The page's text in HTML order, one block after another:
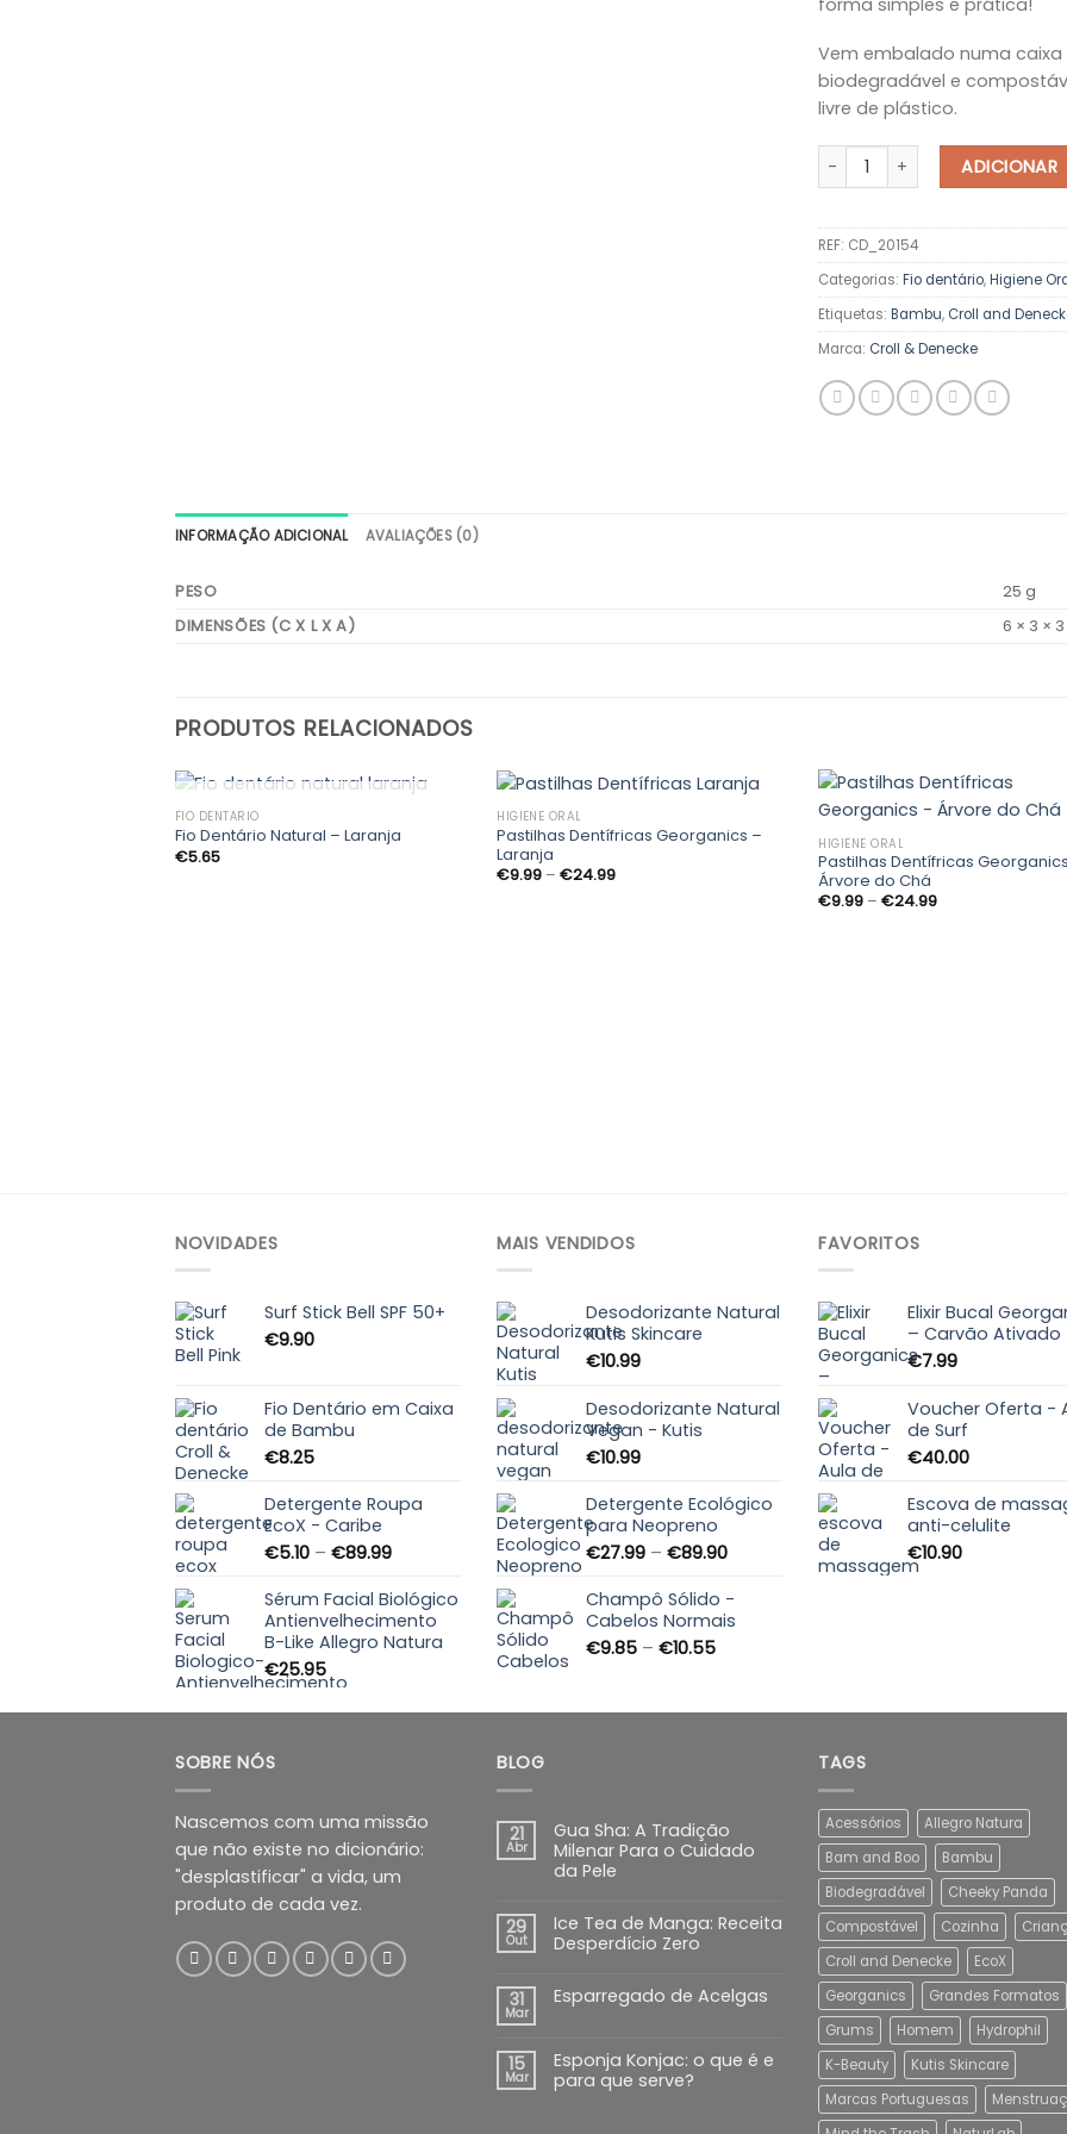
Vem embalado numa
biodegradável e
livre de plástico.
Quantidade de Fio Dentário em
ADICIONAR
REF: CD_20154
Categorias: Fio dentário,Higiene
Etiquetas: Bambu, Croll and
Marca: Croll & Denecke
INFORMAÇÃO ADICIONAL AVALIAÇÕES (0)
PESO
25 g
DIMENSÕES (C X L X A)
6 × 3 ×
PRODUTOS RELACIONADOS
FIO DENTÁRIO
Fio Dentário Natural – Laranja
€5.65
HIGIENE ORAL
Pastilhas Dentífricas Georganics –
Laranja
€9.99 – €24.99Price
HIGIENE ORAL
Pastilhas Dentífricas
Árvore do Chá
€9.99 – €24.99Price
NOVIDADES
Surf Stick Bell SPF 50+
€9.90
Fio Dentário em Caixa
de Bambu
€8.25
Detergente Roupa
EcoX - Caribe
€5.10 – €89.99Price
€5.10
through
€89.99
Sérum Facial Biológico
Antienvelhecimento
B-Like Allegro Natura
€25.95
MAIS VENDIDOS
Desodorizante Natural
Kutis Skincare
€10.99
Desodorizante Natural
Vegan - Kutis
€10.99
Detergente Ecológico
para Neopreno
€27.99 – €89.90Price
€27.99
through
Champô Sólido -
Cabelos Normais
€9.85 – €10.55Price
through
FAVORITOS
Elixir Bucal
– Carvão Ativado
€7.99
Voucher Oferta -
de Surf
€40.00
Escova de
anti-celulite
€10.90
SOBRE NÓS
Nascemos com uma missão
que não existe no dicionário:
"desplastificar" a vida, um
produto de cada vez.
BLOG
21
Abr
Gua Sha: A Tradição
Milenar Para o Cuidado
da Pele
29
Out
Ice Tea de Manga: Receita
Desperdício Zero
31
Mar
Esparregado de Acelgas
15
Mar
Esponja Konjac: o que é e
para que serve?
TAGS
Acessórios
Allegro Natura
Bam and Boo
Bambu
Biodegradável
Cheeky Panda
Compostável
Cozinha
Croll and Denecke
EcoX
Georganics
Grandes Formatos
Grums
Homem
Hydrophil
K-Beauty
Kutis Skincare
Marcas Portuguesas